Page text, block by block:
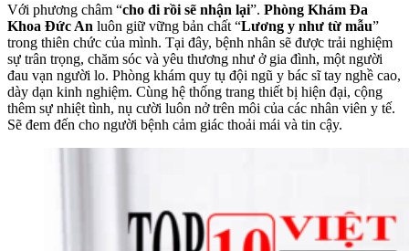
Với phương châm “cho đi rồi sẽ nhận lại”. Phòng Khám Đa
Khoa Đức An luôn giữ vững bản chất “Lương y như từ mẫu”
trong thiên chức của mình. Tại đây, bệnh nhân sẽ được trải nghiệm
sự trân trọng, chăm sóc và yêu thương như ở gia đình, một người
đau vạn người lo. Phòng khám quy tụ đội ngũ y bác sĩ tay nghề cao,
dày dạn kinh nghiệm. Cùng hệ thống trang thiết bị hiện đại, cộng
thêm sự nhiệt tình, nụ cười luôn nở trên môi của các nhân viên y tế.
Sẽ đem đến cho người bệnh cảm giác thoải mái và tin cậy.